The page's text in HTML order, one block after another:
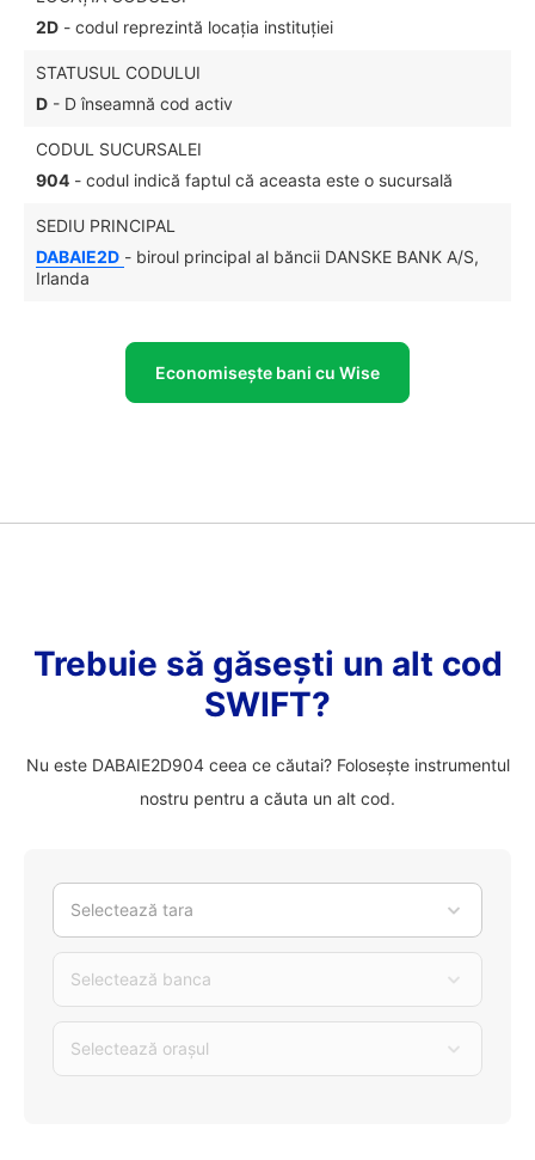
2D - codul reprezintă locația instituției
STATUSUL CODULUI
D - D înseamnă cod activ
CODUL SUCURSALEI
904 - codul indică faptul că aceasta este o sucursală
SEDIU PRINCIPAL
DABAIE2D - biroul principal al băncii DANSKE BANK A/S,
Irlanda
Economisește bani cu Wise
Trebuie să găsești un alt cod
SWIFT?
Nu este DABAIE2D904 ceea ce căutai? Folosește instrumentul
nostru pentru a căuta un alt cod.
Selectează tara
Selectează banca
Selectează orașul